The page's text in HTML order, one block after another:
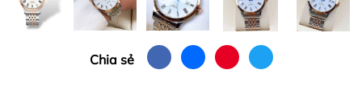
Chia sẻ